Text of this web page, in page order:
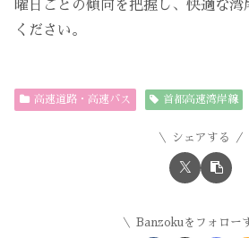
曜日ごとの傾向を把握し、快適な
ください。
高速道路・高速バス 首都高速湾岸線
シェアする
Banzokuをフォロー